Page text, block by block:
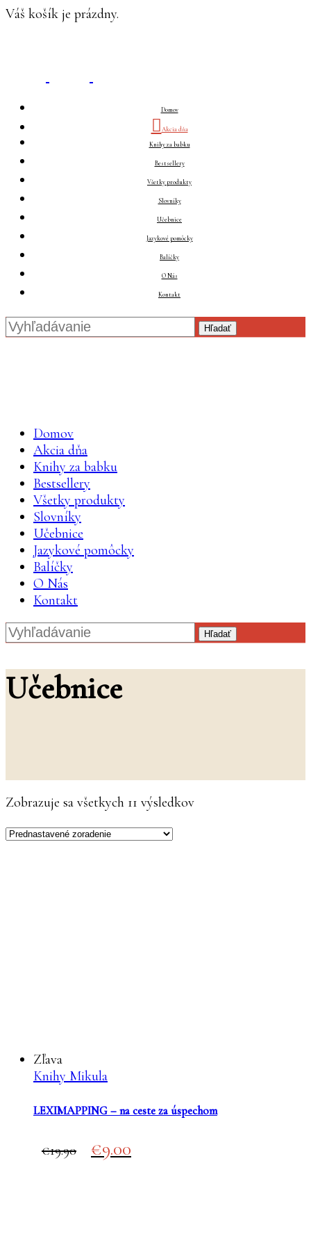
Váš košík je prázdny.
Domov
Akcia dňa
Knihy za babku
Bestsellery
Všetky produkty
Slovníky
Učebnice
Jazykové pomôcky
Balíčky
O Nás
Kontakt
Hľadať
Domov
Akcia dňa
Knihy za babku
Bestsellery
Všetky produkty
Slovníky
Učebnice
Jazykové pomôcky
Balíčky
O Nás
Kontakt
Hľadať
Učebnice
Zobrazuje sa všetkych 11 výsledkov
Zľava
Knihy Mikula
LEXIMAPPING – na ceste za úspechom
19.90
Original
price
9.00
price